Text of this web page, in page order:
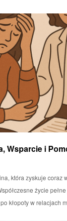
Wsparcie i
która zyskuje coraz
życie
kłopoty w relacjach